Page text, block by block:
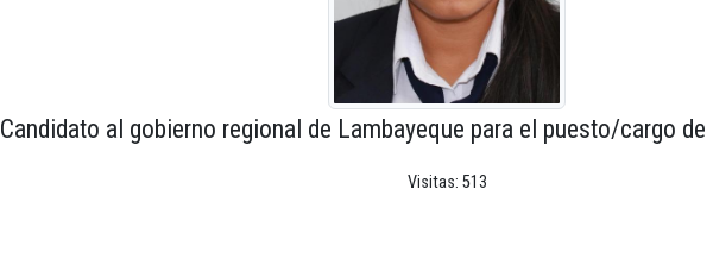
Candidato al gobierno regional de Lambayeque para el puesto/cargo
Visitas: 513